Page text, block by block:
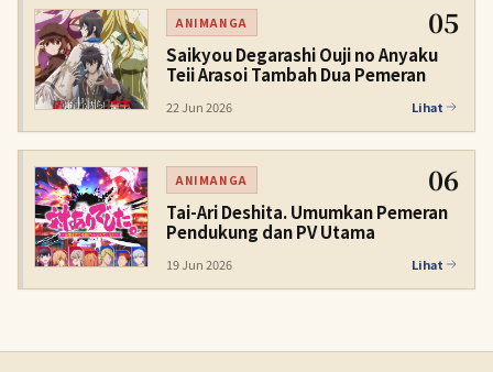
ANIMANGA 05
Saikyou Degarashi Ouji no Anyaku
Teii Arasoi Tambah Dua Pemeran
22 Jun 2026 Lihat
ANIMANGA 06
Tai-Ari Deshita. Umumkan Pemeran
Pendukung dan PV Utama
19 Jun 2026 Lihat